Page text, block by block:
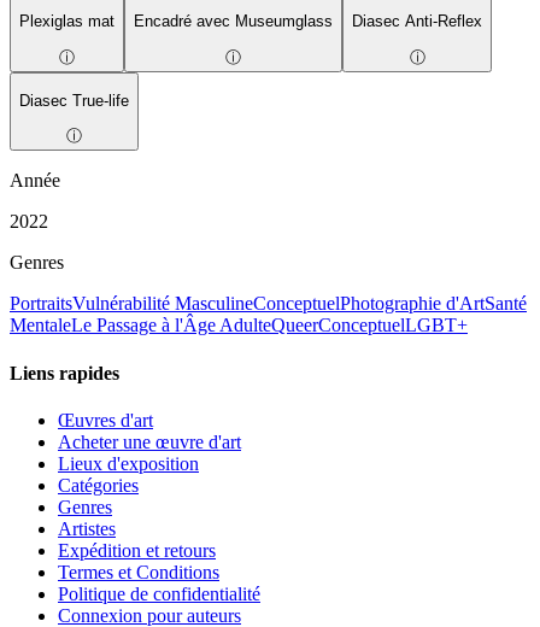
Plexiglas mat
ⓘ
Encadré avec Museumglass
ⓘ
Diasec Anti-Reflex
ⓘ
Diasec True-life
ⓘ
Année
2022
Genres
PortraitsVulnérabilité MasculineConceptuelPhotographie d'ArtSanté
MentaleLe Passage à l'Âge AdulteQueerConceptuelLGBT+
Liens rapides
Œuvres d'art
Acheter une œuvre d'art
Lieux d'exposition
Catégories
Genres
Artistes
Expédition et retours
Termes et Conditions
Politique de confidentialité
Connexion pour auteurs